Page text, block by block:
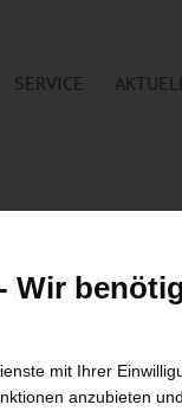
SERVICE
Wir
mit Ihrer
anzubieten und